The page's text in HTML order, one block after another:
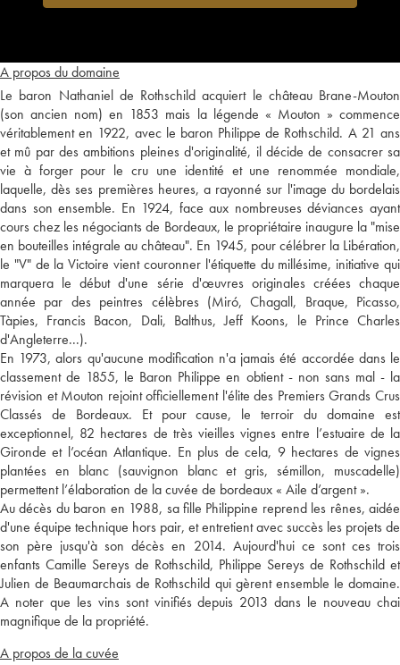
A propos du domaine
Le baron Nathaniel de Rothschild acquiert le château Brane-Mouton
(son ancien nom) en 1853 mais la légende « Mouton » commence
véritablement en 1922, avec le baron Philippe de Rothschild. A 21 ans
et mû par des ambitions pleines d'originalité, il décide de consacrer sa
vie à forger pour le cru une identité et une renommée mondiale,
laquelle, dès ses premières heures, a rayonné sur l'image du bordelais
dans son ensemble. En 1924, face aux nombreuses déviances ayant
cours chez les négociants de Bordeaux, le propriétaire inaugure la "mise
en bouteilles intégrale au château". En 1945, pour célébrer la Libération,
le "V" de la Victoire vient couronner l'étiquette du millésime, initiative qui
marquera le début d'une série d'œuvres originales créées chaque
année par des peintres célèbres (Miró, Chagall, Braque, Picasso,
Tàpies, Francis Bacon, Dali, Balthus, Jeff Koons, le Prince Charles
d'Angleterre...).
En 1973, alors qu'aucune modification n'a jamais été accordée dans le
classement de 1855, le Baron Philippe en obtient - non sans mal - la
révision et Mouton rejoint officiellement l'élite des Premiers Grands Crus
Classés de Bordeaux. Et pour cause, le terroir du domaine est
exceptionnel, 82 hectares de très vieilles vignes entre l’estuaire de la
Gironde et l’océan Atlantique. En plus de cela, 9 hectares de vignes
plantées en blanc (sauvignon blanc et gris, sémillon, muscadelle)
permettent l’élaboration de la cuvée de bordeaux « Aile d’argent ».
Au décès du baron en 1988, sa fille Philippine reprend les rênes, aidée
d'une équipe technique hors pair, et entretient avec succès les projets de
son père jusqu'à son décès en 2014. Aujourd'hui ce sont ces trois
enfants Camille Sereys de Rothschild, Philippe Sereys de Rothschild et
Julien de Beaumarchais de Rothschild qui gèrent ensemble le domaine.
A noter que les vins sont vinifiés depuis 2013 dans le nouveau chai
magnifique de la propriété.
A propos de la cuvée